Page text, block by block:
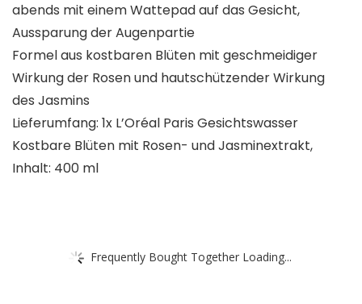
abends mit einem Wattepad auf das Gesicht,
Aussparung der Augenpartie
Formel aus kostbaren Blüten mit geschmeidiger
Wirkung der Rosen und hautschützender Wirkung
des Jasmins
Lieferumfang: 1x L’Oréal Paris Gesichtswasser
Kostbare Blüten mit Rosen- und Jasminextrakt,
Inhalt: 400 ml
Frequently Bought Together Loading...